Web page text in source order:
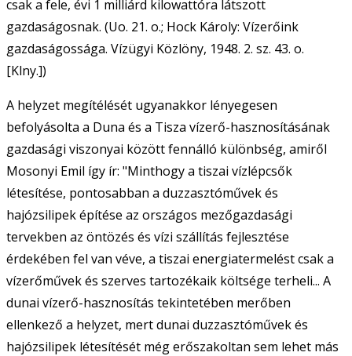
csak a fele, évi 1 milliárd kilowattóra látszott
gazdaságosnak. (Uo. 21. o.; Hock Károly: Vízerőink
gazdaságossága. Vízügyi Közlöny, 1948. 2. sz. 43. o.
[Klny.])
A helyzet megítélését ugyanakkor lényegesen
befolyásolta a Duna és a Tisza vízerő-hasznosításának
gazdasági viszonyai között fennálló különbség, amiről
Mosonyi Emil így ír: "Minthogy a tiszai vízlépcsők
létesítése, pontosabban a duzzasztóművek és
hajózsilipek építése az országos mezőgazdasági
tervekben az öntözés és vízi szállítás fejlesztése
érdekében fel van véve, a tiszai energiatermelést csak a
vízerőművek és szerves tartozékaik költsége terheli... A
dunai vízerő-hasznosítás tekintetében merőben
ellenkező a helyzet, mert dunai duzzasztóművek és
hajózsilipek létesítését még erőszakoltan sem lehet más